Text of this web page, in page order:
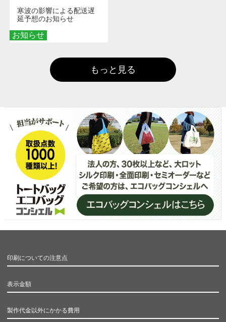
お知らせ
寒波の影響による配送遅
延予想のお知らせ
もっと見る
印刷についての注意点
表示金額
製作代金以外にかかる費用